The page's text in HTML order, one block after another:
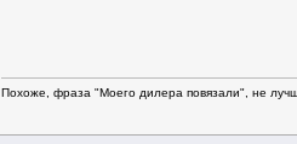
Похоже, фраза "Моего дилера повязали", не